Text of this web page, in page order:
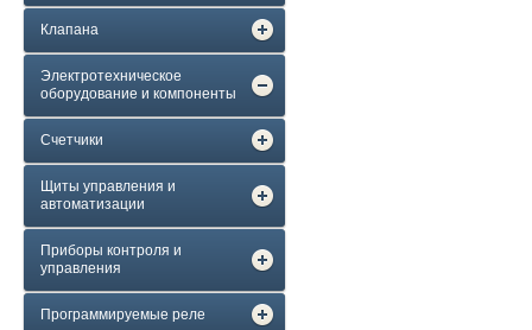
Клапана
Электротехническое
оборудование и компоненты
Счетчики
Щиты управления и
автоматизации
Приборы контроля и
управления
Программируемые реле